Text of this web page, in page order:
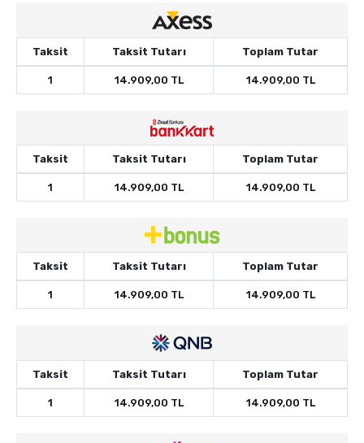
Taksit Taksit Tutarı Toplam Tutar
1 14.909,00 TL 14.909,00 TL
Taksit Taksit Tutarı Toplam Tutar
1 14.909,00 TL 14.909,00 TL
Taksit Taksit Tutarı Toplam Tutar
1 14.909,00 TL 14.909,00 TL
Taksit Taksit Tutarı Toplam Tutar
1 14.909,00 TL 14.909,00 TL